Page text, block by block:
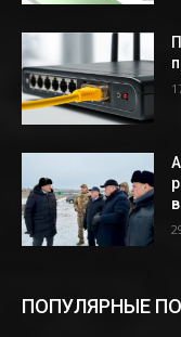
ПОПУЛЯРНЫЕ